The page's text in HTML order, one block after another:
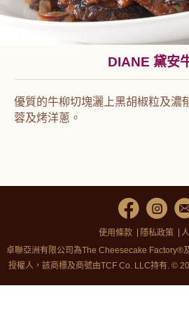
DIANE 黛安
優質的牛柳切塊灑上黑胡椒粒及濃
蓉及烤洋蔥。
使用條款 隱私政策
卓聯亞洲有限公司為The Cheesecake Factory®
授權人，該商標及商號由TCF Co. LLC持有. ©